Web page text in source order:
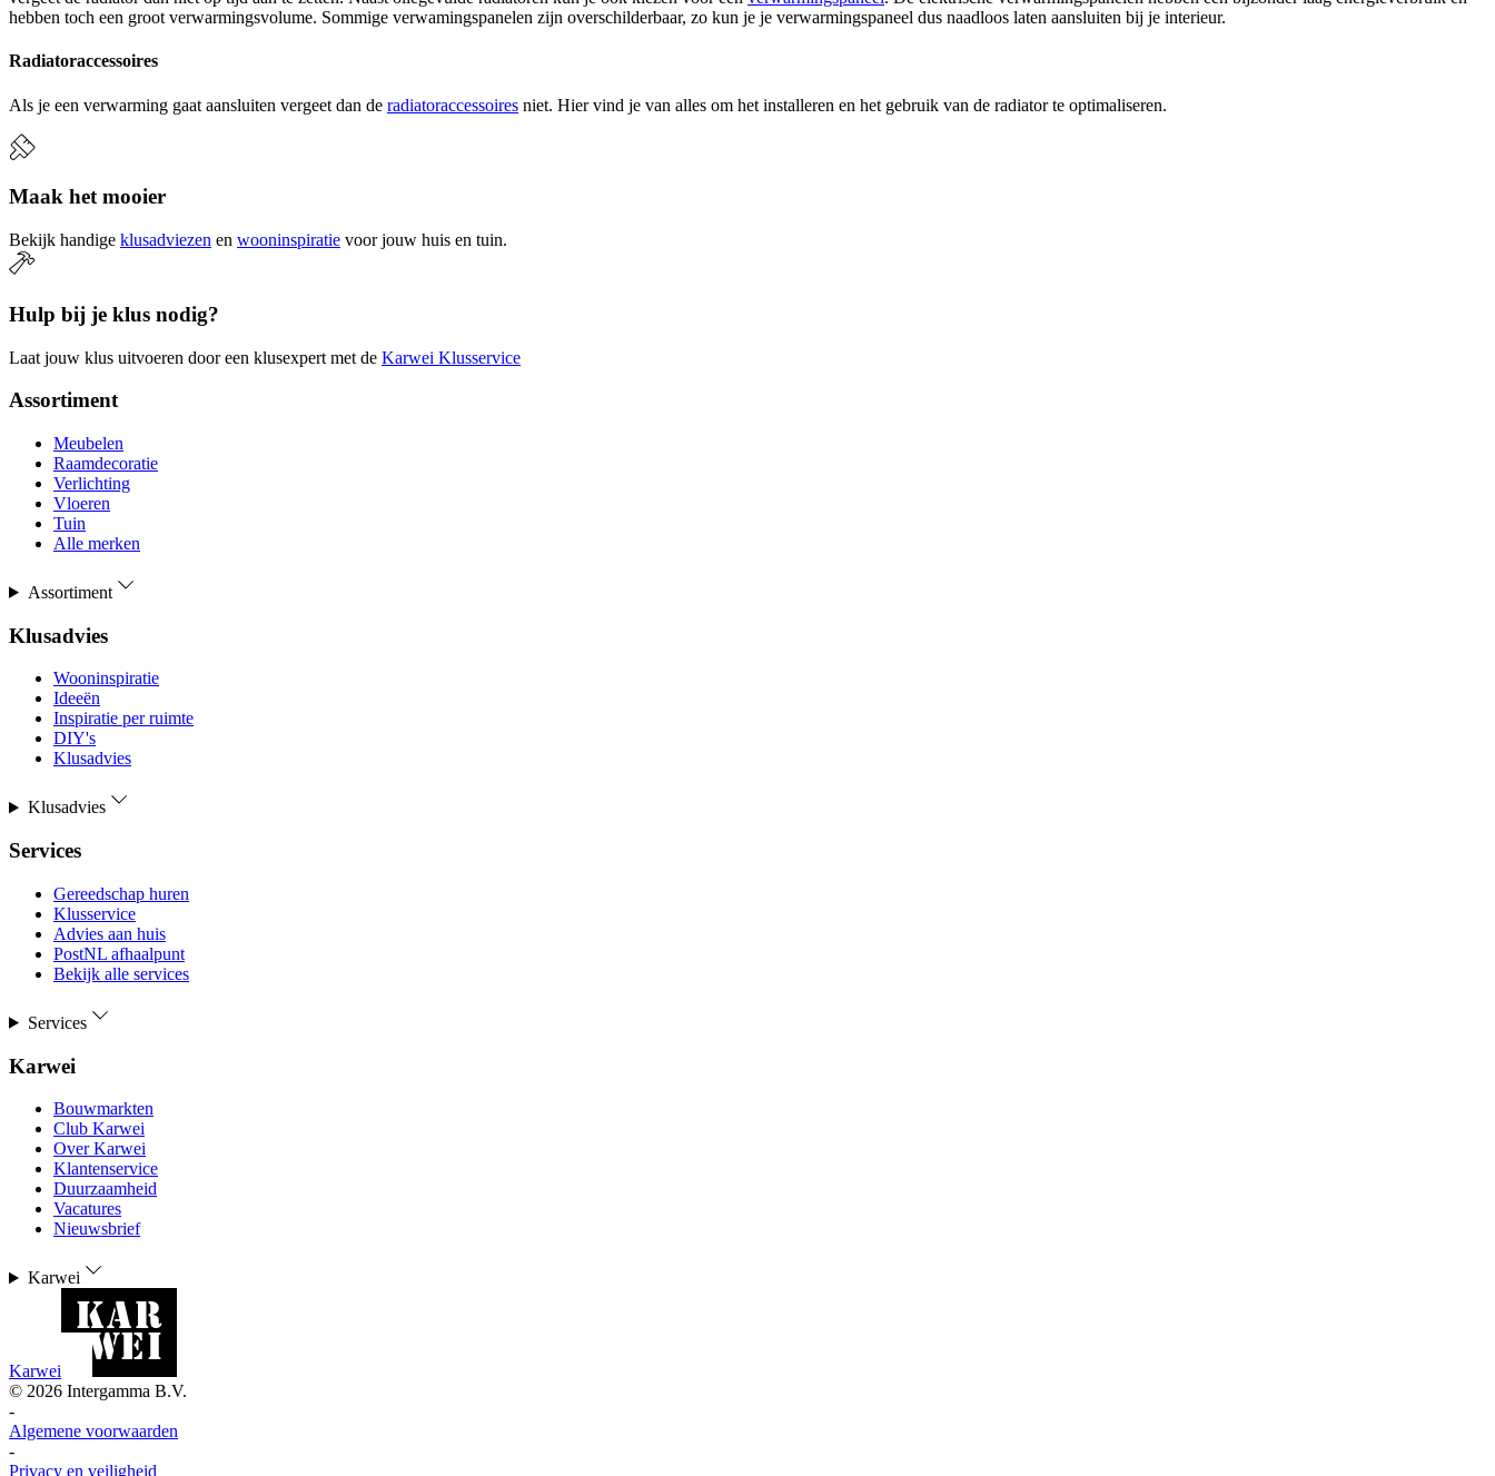
hebben toch een groot verwarmingsvolume. Sommige verwamingspanelen zijn overschilderbaar, zo kun je je verwarmingspaneel dus naadloos laten aansluiten bij je interieur.
Radiatoraccessoires
Als je een verwarming gaat aansluiten vergeet dan de radiatoraccessoires niet. Hier vind je van alles om het installeren en het gebruik van de radiator te optimaliseren.
Maak het mooier
Bekijk handige klusadviezen en wooninspiratie voor jouw huis en tuin.
Hulp bij je klus nodig?
Laat jouw klus uitvoeren door een klusexpert met de Karwei Klusservice
Assortiment
Meubelen
Raamdecoratie
Verlichting
Vloeren
Tuin
Alle merken
Assortiment
Klusadvies
Wooninspiratie
Ideeën
Inspiratie per ruimte
DIY's
Klusadvies
Klusadvies
Services
Gereedschap huren
Klusservice
Advies aan huis
PostNL afhaalpunt
Bekijk alle services
Services
Karwei
Bouwmarkten
Club Karwei
Over Karwei
Klantenservice
Duurzaamheid
Vacatures
Nieuwsbrief
Karwei
Karwei
© 2026 Intergamma B.V.
-
Algemene voorwaarden
-
Privacy en veiligheid